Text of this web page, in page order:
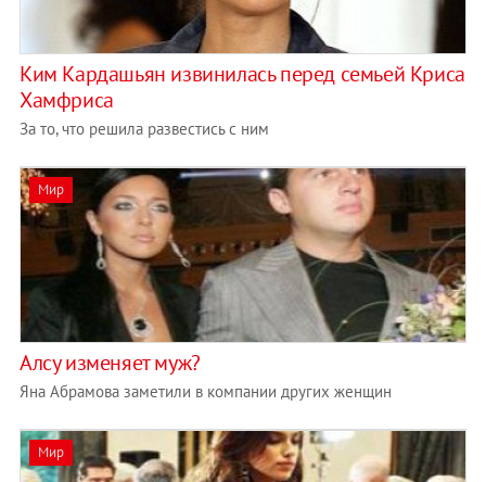
Ким Кардашьян извинилась перед семьей Криса
Хамфриса
За то, что решила развестись с ним
Мир
Алсу изменяет муж?
Яна Абрамова заметили в компании других женщин
Мир